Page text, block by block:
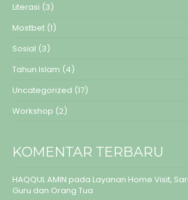
Literasi (3)
Mostbet (1)
Sosial (3)
Tahun Islam (4)
Uncategorized (17)
Workshop (2)
KOMENTAR TERBARU
HAQQUL AMIN pada Layanan Home Visit,
Guru dan Orang Tua